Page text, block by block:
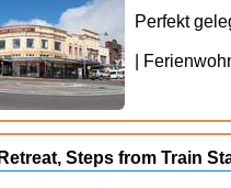
Perfekt
|
Steps from Train